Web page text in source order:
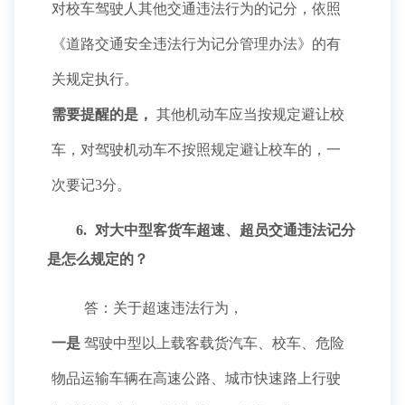
对校车驾驶人其他交通违法行为的记分，依照
《道路交通安全违法行为记分管理办法》的有
关规定执行。
需要提醒的是， 其他机动车应当按规定避让校
车，对驾驶机动车不按照规定避让校车的，一
次要记3分。
6. 对大中型客货车超速、超员交通违法记分
是怎么规定的？
答：关于超速违法行为，
一是 驾驶中型以上载客载货汽车、校车、危险
物品运输车辆在高速公路、城市快速路上行驶